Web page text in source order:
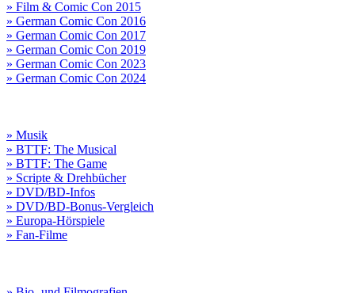
» Film & Comic Con 2015
» German Comic Con 2016
» German Comic Con 2017
» German Comic Con 2019
» German Comic Con 2023
» German Comic Con 2024
» Musik
» BTTF: The Musical
» BTTF: The Game
» Scripte & Drehbücher
» DVD/BD-Infos
» DVD/BD-Bonus-Vergleich
» Europa-Hörspiele
» Fan-Filme